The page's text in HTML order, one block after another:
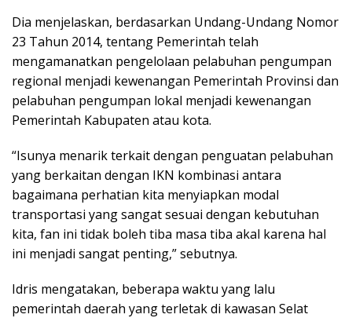
Dia menjelaskan, berdasarkan Undang-Undang Nomor
23 Tahun 2014, tentang Pemerintah telah
mengamanatkan pengelolaan pelabuhan pengumpan
regional menjadi kewenangan Pemerintah Provinsi dan
pelabuhan pengumpan lokal menjadi kewenangan
Pemerintah Kabupaten atau kota.
“Isunya menarik terkait dengan penguatan pelabuhan
yang berkaitan dengan IKN kombinasi antara
bagaimana perhatian kita menyiapkan modal
transportasi yang sangat sesuai dengan kebutuhan
kita, fan ini tidak boleh tiba masa tiba akal karena hal
ini menjadi sangat penting,” sebutnya.
Idris mengatakan, beberapa waktu yang lalu
pemerintah daerah yang terletak di kawasan Selat